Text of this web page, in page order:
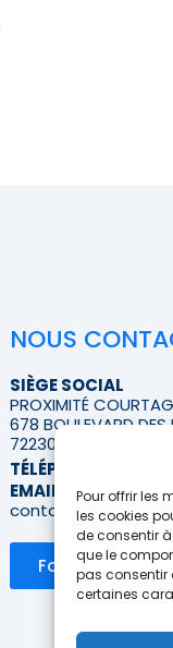
Pour offrir les
les cookies
de consentir
que le
pas consentir
certaines
NOUS
SIÈGE SOCIAL
PROXIMITÉ
678 BOULEVARD DES
72230 RUAUDIN
TÉLÉPHONE
EMAIL
Formulaire de